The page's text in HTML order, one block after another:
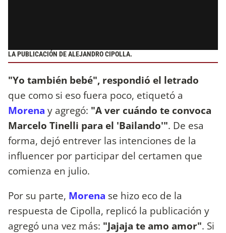
LA PUBLICACIÓN DE ALEJANDRO CIPOLLA.
"Yo también bebé", respondió el letrado
que como si eso fuera poco, etiquetó a
Morena y agregó: "A ver cuándo te convoca
Marcelo Tinelli para el 'Bailando'". De esa
forma, dejó entrever las intenciones de la
influencer por participar del certamen que
comienza en julio.
Por su parte, Morena se hizo eco de la
respuesta de Cipolla, replicó la publicación y
agregó una vez más: "Jajaja te amo amor". Si